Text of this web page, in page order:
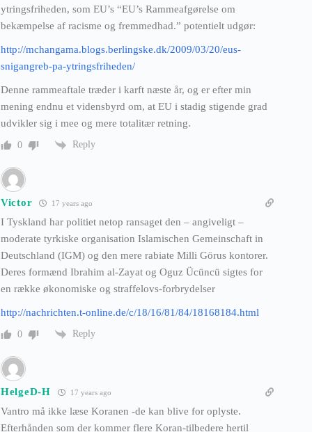
ytringsfriheden, som EU’s “EU’s Rammeafgørelse om
bekæmpelse af racisme og fremmedhad.” potentielt udgør:
http://mchangama.blogs.berlingske.dk/2009/03/20/eus-
snigangreb-pa-ytringsfriheden/
Denne rammeaftale træder i karft næste år, og er efter min
mening endnu et vidensbyrd om, at EU i stadig stigende grad
udvikler sig i mee og mere totalitær retning.
0 Reply
Victor 17 years ago
I Tyskland har politiet netop ransaget den – angiveligt –
moderate tyrkiske organisation Islamischen Gemeinschaft in
Deutschland (IGM) og den mere rabiate Milli Görus kontorer.
Deres formænd Ibrahim al-Zayat og Oguz Ücüncü sigtes for
en række økonomiske og straffelovs-forbrydelser
http://nachrichten.t-online.de/c/18/16/81/84/18168184.html
0 Reply
HelgeD-H 17 years ago
Vantro må ikke læse Koranen -de kan blive for oplyste.
Efterhånden som der kommer flere Koran-tilbedere hertil